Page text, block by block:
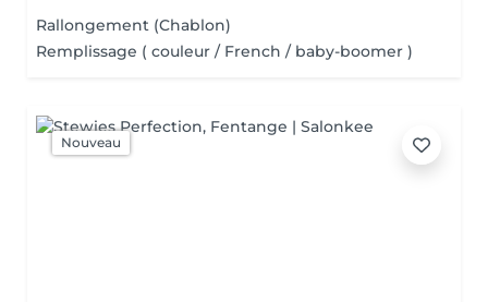
Rallongement (Chablon)
Remplissage ( couleur / French / baby-boomer )
Nouveau